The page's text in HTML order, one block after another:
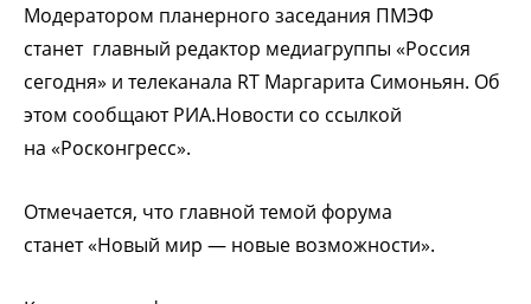
Модератором планерного заседания ПМЭФ
станет главный редактор медиагруппы «Россия
сегодня» и телеканала RT Маргарита Симоньян. Об
этом сообщают РИА.Новости со ссылкой
на «Росконгресс».
Отмечается, что главной темой форума
станет «Новый мир — новые возможности».